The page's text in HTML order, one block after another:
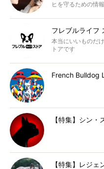
ヒを守るための情
フレブルライフ
本当にいいものだ
トアです
French Bulldog
【特集】シン・
【特集】レジ